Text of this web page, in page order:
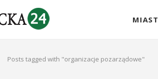
Posts tagged with "organizacje pozarządowe"